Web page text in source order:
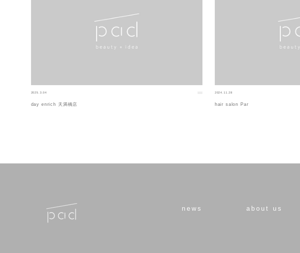
2025.3.04
day enrich 天満橋店
2024.11.28
hair salon Par
news about us